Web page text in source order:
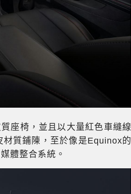
座椅，並且以大量紅色車縫線
質鋪陳，至於像是Equinox的
體整合系統。